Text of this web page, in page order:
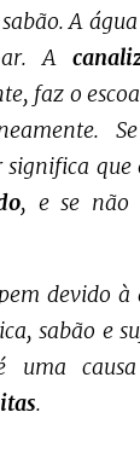
A
A
faz o
que
, e se não
devido à
sabão e
uma
.